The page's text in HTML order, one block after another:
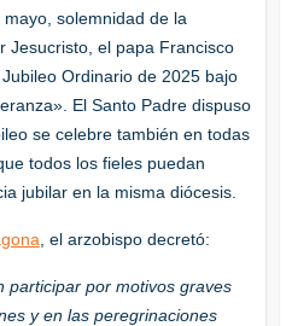
solemnidad de la
Jesucristo, el papa Francisco
Ordinario de 2025 bajo
El Santo Padre dispuso
se celebre también en todas
todos los fieles puedan
jubilar en la misma diócesis.
, el arzobispo decretó:
participar por motivos graves
y en las peregrinaciones